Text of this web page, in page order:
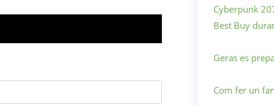
Cyberpunk
Best Buy
Geras es
Com fer un